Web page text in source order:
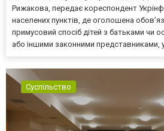
Рижакова, передає кореспондент
населених пунктів, де оголошена
примусовий спосіб дітей з батьками чи
або іншими законними представниками,
Суспільство